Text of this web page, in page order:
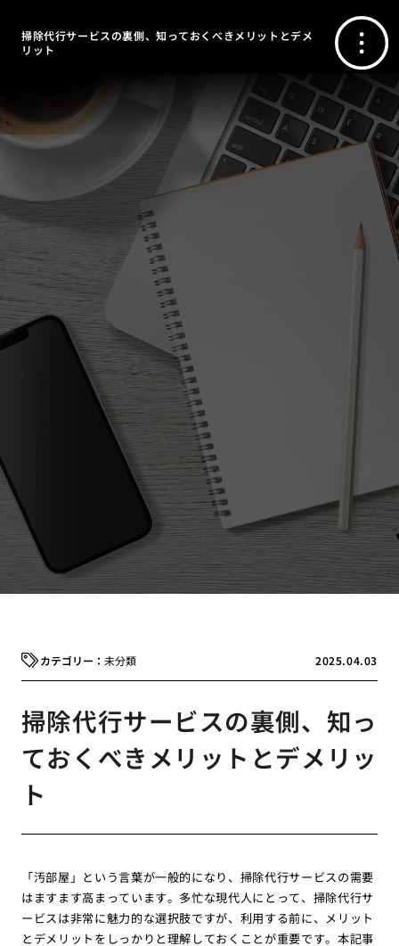
掃除代行サービスの裏側、知っておくべきメリットとデメ
リット
2025.04.03
未分類
掃除代行サービスの裏側、知っ
ておくべきメリットとデメリッ
ト
「汚部屋」という言葉が一般的になり、掃除代行サービスの需要
はますます高まっています。多忙な現代人にとって、掃除代行サ
ービスは非常に魅力的な選択肢ですが、利用する前に、メリット
とデメリットをしっかりと理解しておくことが重要です。本記事